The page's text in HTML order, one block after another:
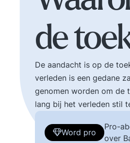
organisatierot en het
prestige. Tips en
ideeen voor goed
bestuur.
de
De aandacht is op de
verleden is een gedane
genomen worden om de
lang bij het verleden stil
Word pro
Pro-
over